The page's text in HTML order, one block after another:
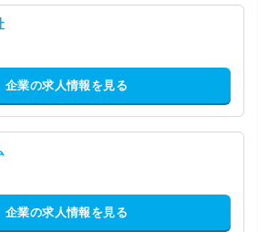
企業の求人情報を見る
企業の求人情報を見る